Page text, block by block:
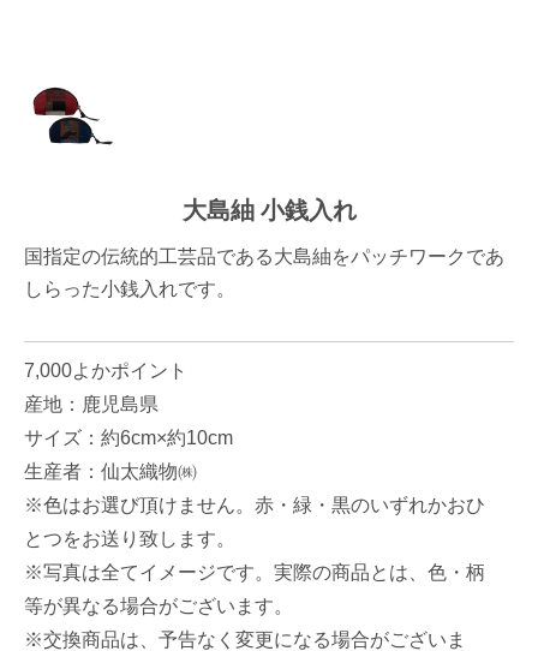
大島紬 小銭入れ
国指定の伝統的工芸品である大島紬をパッチワークであ
しらった小銭入れです。
7,000よかポイント
産地：鹿児島県
サイズ：約6cm×約10cm
生産者：仙太織物㈱
※色はお選び頂けません。赤・緑・黒のいずれかおひ
とつをお送り致します。
※写真は全てイメージです。実際の商品とは、色・柄
等が異なる場合がございます。
※交換商品は、予告なく変更になる場合がございま